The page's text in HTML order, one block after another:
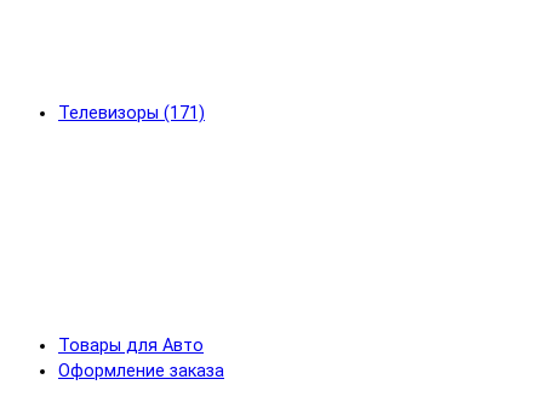
Телевизоры (171)
Товары для Авто
Оформление заказа